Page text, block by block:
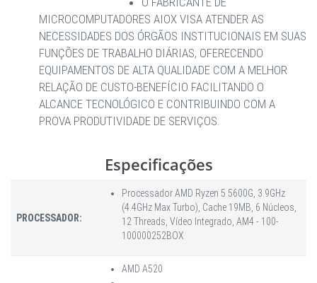
MICROCOMPUTADORES AIOX VISA ATENDER AS
NECESSIDADES DOS ÓRGÃOS INSTITUCIONAIS EM SUAS
FUNÇÕES DE TRABALHO DIÁRIAS, OFERECENDO
EQUIPAMENTOS DE ALTA QUALIDADE COM A MELHOR
RELAÇÃO DE CUSTO-BENEFÍCIO FACILITANDO O
ALCANCE TECNOLÓGICO E CONTRIBUINDO COM A
PROVA PRODUTIVIDADE DE SERVIÇOS.
Especificações
PROCESSADOR:
Processador AMD Ryzen 5 5600G, 3.9GHz
(4.4GHz Max Turbo), Cache 19MB, 6 Núcleos,
12 Threads, Vídeo Integrado, AM4 - 100-
100000252BOX
AMD A520